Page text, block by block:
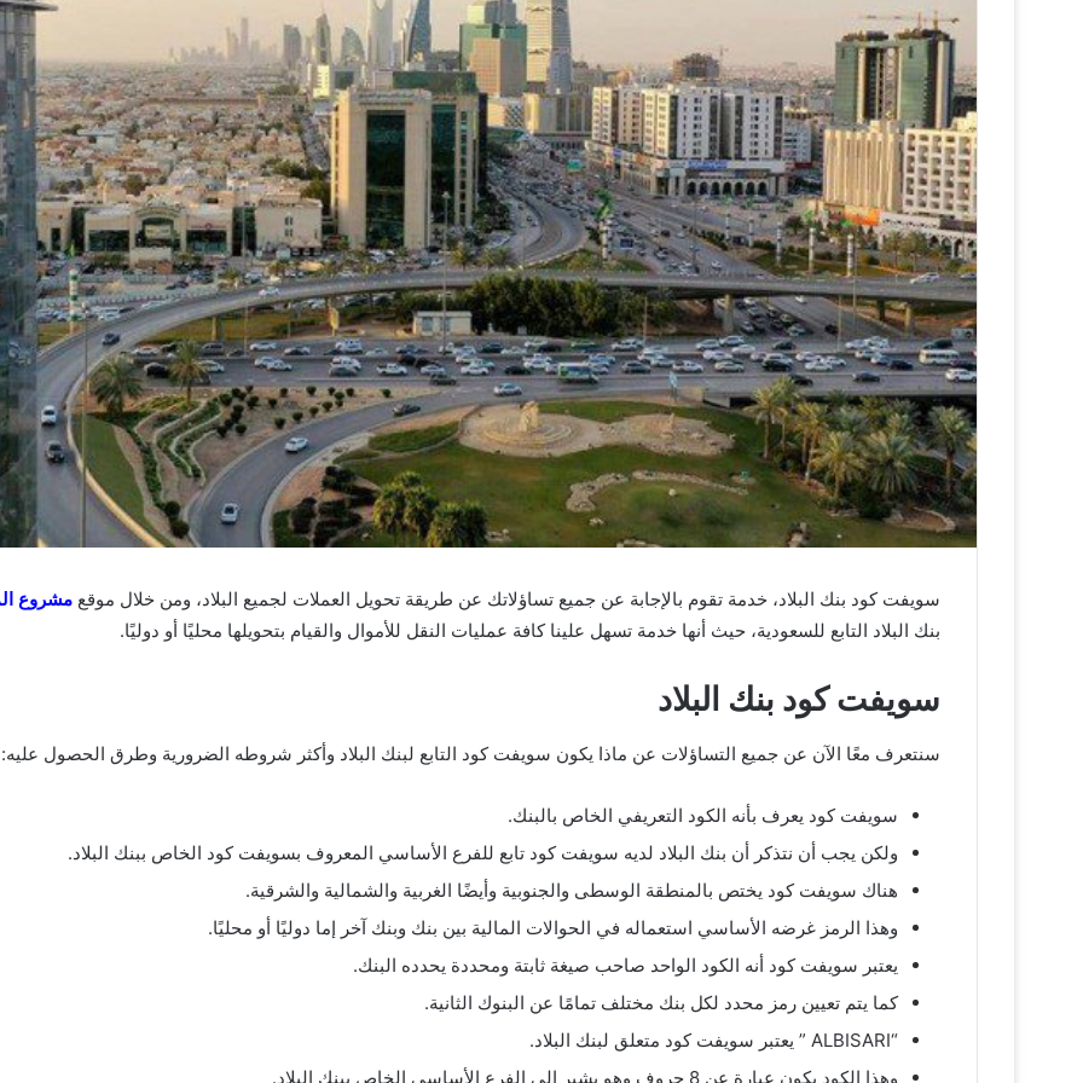
سويفت كود بنك البلاد، خدمة تقوم بالإجابة عن جميع تساؤلاتك عن طريقة تحويل العملات لجميع البلاد، ومن خلال موقع مشروع
بنك البلاد التابع للسعودية، حيث أنها خدمة تسهل علينا كافة عمليات النقل للأموال والقيام بتحويلها محليًا أو دوليًا.
سويفت كود بنك البلاد
سنتعرف معًا الآن عن جميع التساؤلات عن ماذا يكون سويفت كود التابع لبنك البلاد وأكثر شروطه الضرورية وطرق الحصول
سويفت كود يعرف بأنه الكود التعريفي الخاص بالبنك.
ولكن يجب أن نتذكر أن بنك البلاد لديه سويفت كود تابع للفرع الأساسي المعروف بسويفت كود الخاص ببنك البلاد.
هناك سويفت كود يختص بالمنطقة الوسطى والجنوبية وأيضًا الغربية والشمالية والشرقية.
وهذا الرمز غرضه الأساسي استعماله في الحوالات المالية بين بنك وبنك آخر إما دوليًا أو محليًا.
يعتبر سويفت كود أنه الكود الواحد صاحب صيغة ثابتة ومحددة يحدده البنك.
كما يتم تعيين رمز محدد لكل بنك مختلف تمامًا عن البنوك الثانية.
“ALBISARI ” يعتبر سويفت كود متعلق لبنك البلاد.
وهذا الكود يكون عبارة عن 8 حروف وهو يشير إلى الفرع الأساسي الخاص ببنك البلاد.